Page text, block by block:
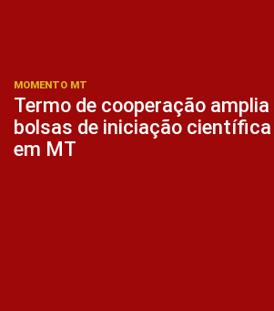
MOMENTO MT
Termo de cooperação
bolsas de iniciação
em MT